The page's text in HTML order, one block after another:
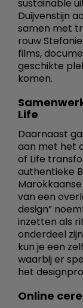
sustainable
Duijvenstijn
samen met
rouw
films,
geschikte
komen.
Life
Daarnaast
aan met het
of Life
authentieke
van een
design”
inzetten als
onderdeel
kun je een
waarbij er
het
Online